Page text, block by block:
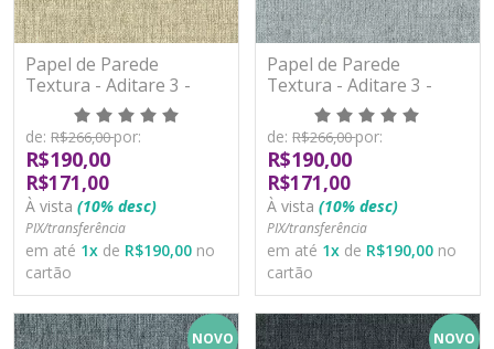
Papel de Parede
Textura - Aditare 3 -
AD300007R - Vinílico
de: R$266,00por:
R$190,00
R$171,00
À vista (10% desc)
PIX/transferência
em até 1x de R$190,00 no
cartão
Papel de Parede
Textura - Aditare 3 -
AD300008R - Vinílico
de: R$266,00por:
R$190,00
R$171,00
À vista (10% desc)
PIX/transferência
em até 1x de R$190,00 no
cartão
NOVO NOVO